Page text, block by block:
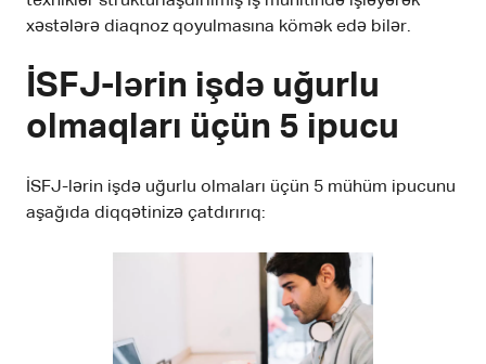
xəstələrə diaqnoz qoyulmasına kömək edə bilər.
İSFJ-lərin işdə uğurlu
olmaqları üçün 5 ipucu
İSFJ-lərin işdə uğurlu olmaları üçün 5 mühüm ipucunu
aşağıda diqqətinizə çatdırırıq: